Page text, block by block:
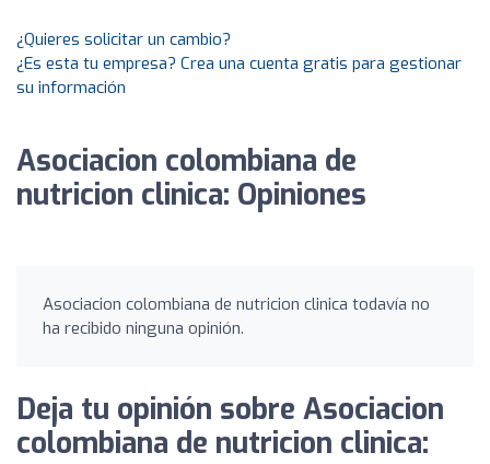
¿Quieres solicitar un cambio?
¿Es esta tu empresa? Crea una cuenta gratis para gestionar
su información
Asociacion colombiana de
nutricion clinica: Opiniones
Asociacion colombiana de nutricion clinica todavía no
ha recibido ninguna opinión.
Deja tu opinión sobre Asociacion
colombiana de nutricion clinica: